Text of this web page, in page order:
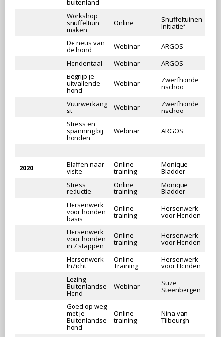
buitenland
Workshop
snuffeltuin
maken
Online Snuffeltuinen
Initiatief
De neus van
de hond Webinar
ARGOS
Hondentaal
Webinar
ARGOS
Begrijp je
uitvallende
hond
Webinar Zwerfhonde
nschool
Vuurwerkang
st Webinar Zwerfhonde
nschool
Stress en
spanning bij
honden
Webinar ARGOS
2020 Blaffen naar
visite
Online
training
Monique
Bladder
Stress
reductie
Online
training
Monique
Bladder
Hersenwerk
voor honden
basis
Online
training
Hersenwerk
voor Honden
Hersenwerk
voor honden
in 7 stappen
Online
training
Hersenwerk
voor Honden
Hersenwerk
InZicht
Online
Training
Hersenwerk
voor Honden
Lezing
Buitenlandse
Hond
Webinar Suze
Steenbergen
Goed op weg
met je
Buitenlandse
hond
Online
training
Nina van
Tilbeurgh